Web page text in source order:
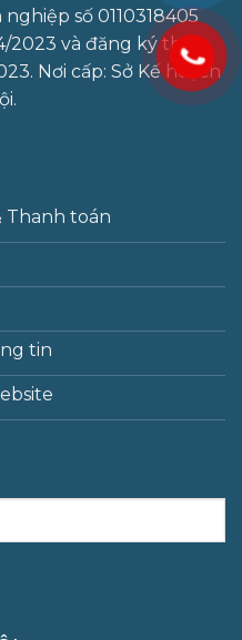
số 0110318405
2023 và đăng ký thay
Nơi cấp: Sở Kế hoạch
Thanh toán
tin